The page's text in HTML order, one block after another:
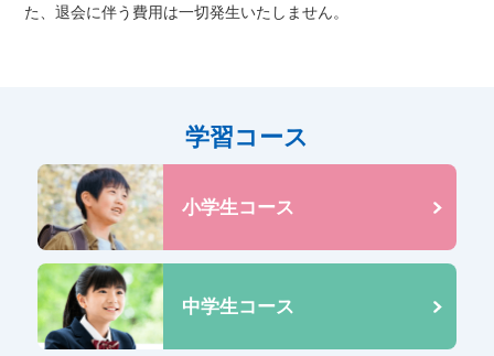
た、退会に伴う費用は一切発生いたしません。
学習コース
小学生コース
中学生コース